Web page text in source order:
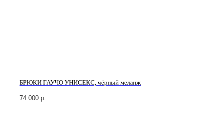
БРЮКИ ГАУЧО УНИСЕКС, чёрный меланж
74 000 р.